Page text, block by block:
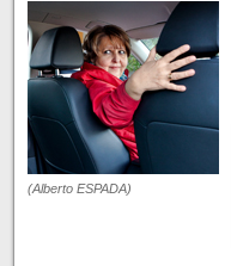
(Alberto ESPADA)